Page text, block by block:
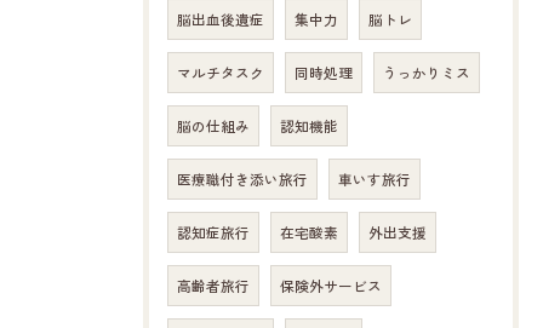
脳出血後遺症 集中力 脳トレ
マルチタスク 同時処理 うっかりミス
脳の仕組み 認知機能
医療職付き添い旅行 車いす旅行
認知症旅行 在宅酸素 外出支援
高齢者旅行 保険外サービス